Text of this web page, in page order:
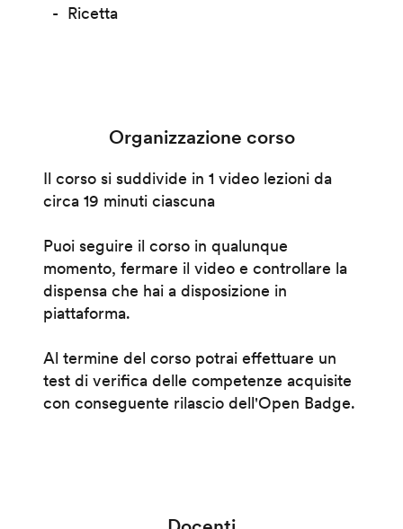
Ricetta
Organizzazione corso
Il corso si suddivide in 1 video lezioni da
circa 19 minuti ciascuna
Puoi seguire il corso in qualunque
momento, fermare il video e controllare la
dispensa che hai a disposizione in
piattaforma.
Al termine del corso potrai effettuare un
test di verifica delle competenze acquisite
con conseguente rilascio dell'Open Badge.